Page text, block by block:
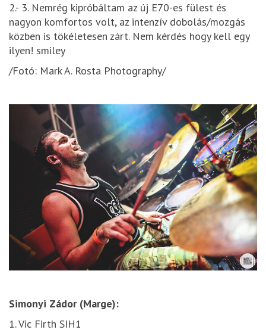
2.- 3. Nemrég kipróbáltam az új E70-es fülest és
nagyon komfortos volt, az intenzív dobolás/mozgás
közben is tökéletesen zárt. Nem kérdés hogy kell egy
ilyen! smiley
/Fotó: Mark A. Rosta Photography/
Simonyi Zádor (Marge):
1. Vic Firth SIH1